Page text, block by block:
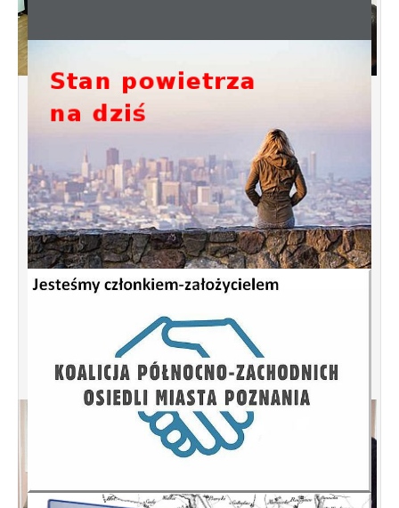
Spotkanie informacyjne w sprawie
budowy ulic Łebska, Łagowska,
Kociewska, Żukowska